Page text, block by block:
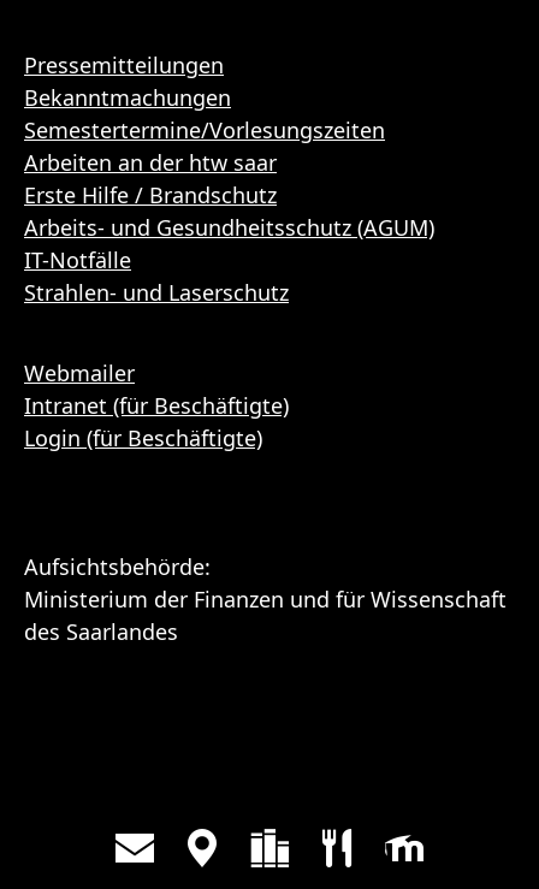
Pressemitteilungen
Bekanntmachungen
Semestertermine/Vorlesungszeiten
Arbeiten an der htw saar
Erste Hilfe / Brandschutz
Arbeits- und Gesundheitsschutz (AGUM)
IT-Notfälle
Strahlen- und Laserschutz
Webmailer
Intranet (für Beschäftigte)
Login (für Beschäftigte)
Aufsichtsbehörde:
Ministerium der Finanzen und für Wissenschaft
des Saarlandes